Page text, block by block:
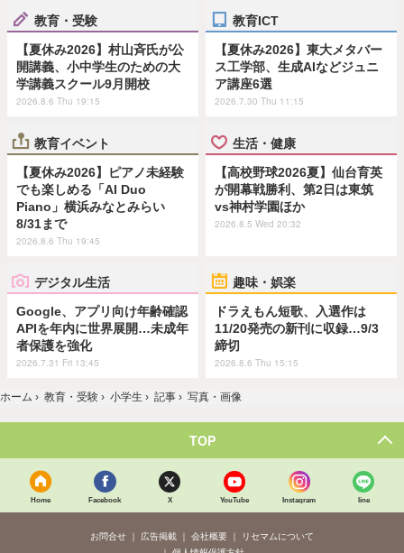
教育・受験
【夏休み2026】村山斉氏が公
開講義、小中学生のための大
学講義スクール9月開校
2026.8.6 Thu 19:15
教育ICT
【夏休み2026】東大メタバー
ス工学部、生成AIなどジュニ
ア講座6選
2026.7.30 Thu 11:15
教育イベント
【夏休み2026】ピアノ未経験
でも楽しめる「AI Duo
Piano」横浜みなとみらい
8/31まで
2026.8.6 Thu 19:45
生活・健康
【高校野球2026夏】仙台育英
が開幕戦勝利、第2日は東筑
vs神村学園ほか
2026.8.5 Wed 20:32
デジタル生活
Google、アプリ向け年齢確認
APIを年内に世界展開…未成年
者保護を強化
2026.7.31 Fri 13:45
趣味・娯楽
ドラえもん短歌、入選作は
11/20発売の新刊に収録…9/3
締切
2026.8.6 Thu 15:15
ホーム › 教育・受験 › 小学生 › 記事 › 写真・画像
TOP
Home Facebook X YouTube Instagram line
お問合せ 広告掲載 会社概要
リセマムについて